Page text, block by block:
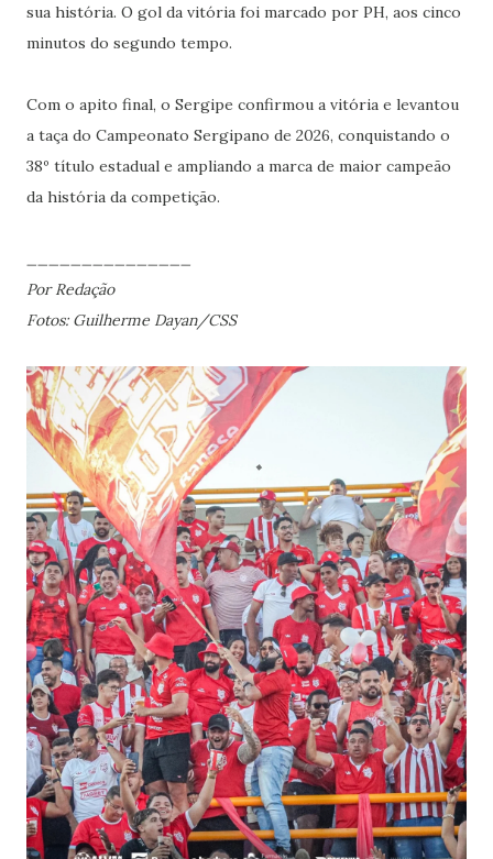
sua história. O gol da vitória foi marcado por PH, aos cinco
minutos do segundo tempo.
Com o apito final, o Sergipe confirmou a vitória e levantou
a taça do Campeonato Sergipano de 2026, conquistando o
38º título estadual e ampliando a marca de maior campeão
da história da competição.
Por Redação
Fotos: Guilherme Dayan/CSS